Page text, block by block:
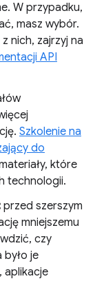
W przypadku,
masz wybór.
nich, zajrzyj na
API
Szkolenie na
do
które
technologii.
przed szerszym
mniejszemu
czy
było je
aplikacje